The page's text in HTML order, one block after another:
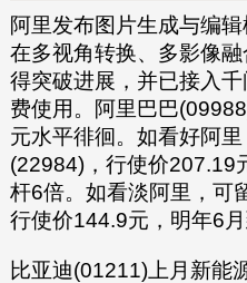
阿里发布图片生成与编
在多视角转换、多影像
得突破进展，并已接入
费使用。阿里巴巴
元水平徘徊。如看好阿
(22984)，行使价207.19
杆6倍。如看淡阿里，可
行使价144.9元，明年6
比亚迪(01211)上月新能